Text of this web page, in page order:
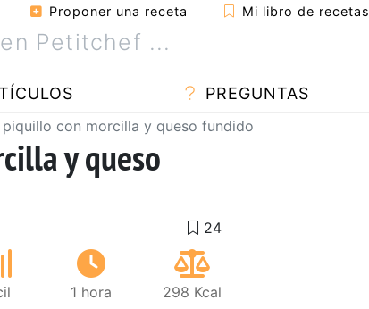
Proponer una receta Mi libro de recetas
PREGUNTAS
con morcilla y queso fundido
y queso
1 hora 298 Kcal